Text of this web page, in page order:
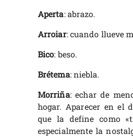
Aperta: abrazo.
Arroiar: cuando llueve
Bico: beso.
Brétema: niebla.
Morriña: echar de
hogar. Aparecer en el
que la define como
especialmente la